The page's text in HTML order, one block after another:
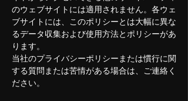
のウェブサイトには適用されません。各ウェ
ブサイトには、このポリシーとは大幅に異な
るデータ収集および使用方法とポリシーがあ
ります。
当社のプライバシーポリシーまたは慣行に関
する質問または苦情がある場合は、ご連絡く
ださい。